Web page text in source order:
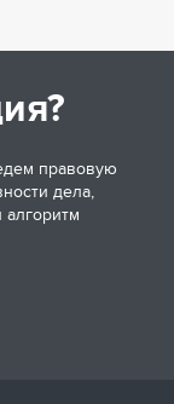
правовую
дела,